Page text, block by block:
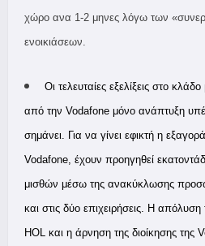
χώρο ανα 1-2 μηνες λόγω των
ενοικιάσεων.
Oι τελευταίες εξελίξεις στο
από την Vodafone μόνο ανάπτυξη
σημάνει. Για να γίνει εφικτή η
Vodafone, έχουν προηγηθεί
μισθών μέσω της ανακύκλωσης
και στις δύο επιχειρήσεις. Η
HOL και η άρνηση της διοίκησης της